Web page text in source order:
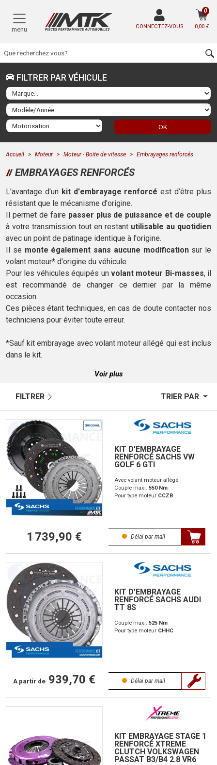
menu CONNECTEZ-VOUS 0,00 €
0
FILTRER PAR VÉHICULE
OK
Accueil Moteur Moteur - Boite de vitesse Embrayages renforcés
EMBRAYAGES RENFORCÉS
L'avantage d'unkit d'embrayage renforcé est d’être plus
résistant que le mécanisme d'origine.
Il permet de faire passer plus de puissance et de couple
à votre transmission tout en restant utilisable au quotidien
avec un point de patinage identique à l'origine.
Il se monte également sans aucune modificationsur le
volant moteur* d'origine du véhicule.
Pour les véhicules équipés un volant moteur Bi-masses, il
est recommandé de changer ce dernier par la même
occasion.
Ces pièces étant techniques, en cas de doute contacter nos
techniciens pour éviter toute erreur.
*Sauf kit embrayage avec volant moteur allégé qui est inclus
dans le kit.
Voir plus
FILTRER TRIER PAR
KIT D'EMBRAYAGE
RENFORCÉ SACHS VW
GOLF 6 GTI
Avec volant moteur allégé
Couple maxi: 550 Nm
Pour type moteur CCZB
1 739,90 € Délai par mail
KIT D'EMBRAYAGE
RENFORCÉ SACHS AUDI
TT 8S
Couple maxi: 525 Nm
Pour type moteur CHHC
A partir de 939,70 € Délai par mail
KIT EMBRAYAGE STAGE 1
RENFORCÉ XTREME
CLUTCH VOLKSWAGEN
PASSAT B3/B4 2.8 VR6